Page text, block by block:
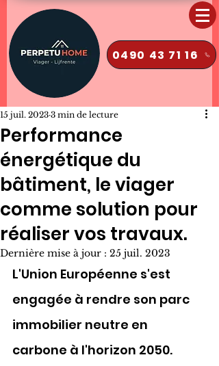
0490 43 71 16
Performance
énergétique du
bâtiment, le viager
comme solution pour
réaliser vos travaux.
15 juil. 2023 3 min de lecture
Dernière mise à jour : 25 juil. 2023
L'Union Européenne s'est
engagée à rendre son parc
immobilier neutre en
carbone à l'horizon 2050.